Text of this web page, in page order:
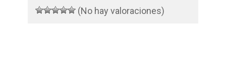
(No hay valoraciones)